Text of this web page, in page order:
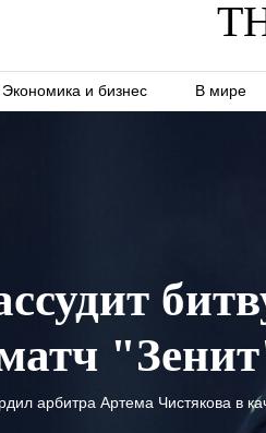
Экономика и бизнес В мире
матч
арбитра Артема Чистякова в